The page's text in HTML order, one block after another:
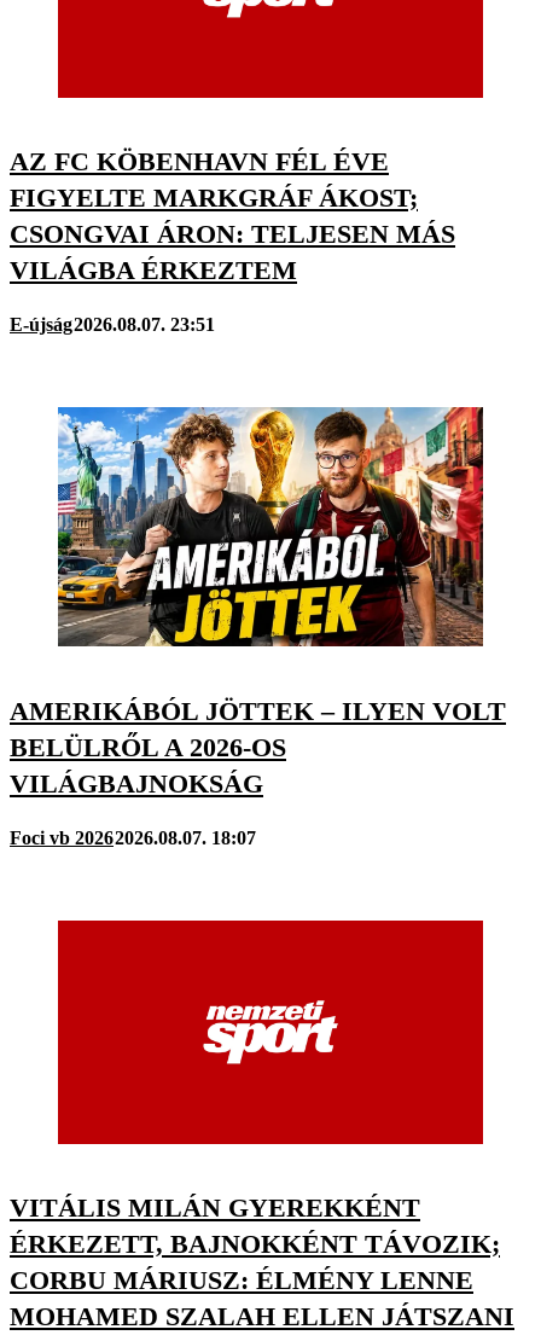
AZ FC KÖBENHAVN FÉL ÉVE
FIGYELTE MARKGRÁF ÁKOST;
CSONGVAI ÁRON: TELJESEN MÁS
VILÁGBA ÉRKEZTEM
E-újság2026.08.07. 23:51
AMERIKÁBÓL JÖTTEK – ILYEN VOLT
BELÜLRŐL A 2026-OS
VILÁGBAJNOKSÁG
Foci vb 20262026.08.07. 18:07
VITÁLIS MILÁN GYEREKKÉNT
ÉRKEZETT, BAJNOKKÉNT TÁVOZIK;
CORBU MÁRIUSZ: ÉLMÉNY LENNE
MOHAMED SZALAH ELLEN JÁTSZANI